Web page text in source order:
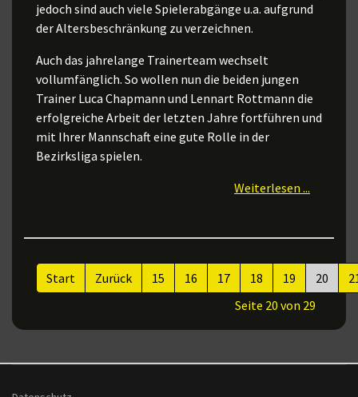
jedoch sind auch viele Spielerabgänge u.a. aufgrund
der Altersbeschränkung zu verzeichnen.
Auch das jahrelange Trainerteam wechselt
vollumfänglich. So wollen nun die beiden jungen
Trainer Luca Chapmann und Lennart Rottmann die
erfolgreiche Arbeit der letzten Jahre fortführen und
mit Ihrer Mannschaft eine gute Rolle in der
Bezirksliga spielen.
Weiterlesen ...
Seite 20 von 29
Start Zurück 15 16 17 18 19 20